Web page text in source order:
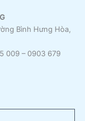
Bình Hưng Hòa,
009 – 0903 679